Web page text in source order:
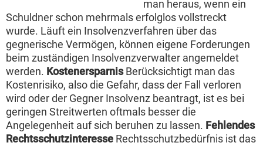
man heraus, wenn ein
Schuldner schon mehrmals erfolglos vollstreckt
wurde. Läuft ein Insolvenzverfahren über das
gegnerische Vermögen, können eigene Forderungen
beim zuständigen Insolvenzverwalter angemeldet
werden. KostenersparnisBerücksichtigt man das
Kostenrisiko, also die Gefahr, dass der Fall verloren
wird oder der Gegner Insolvenz beantragt, ist es bei
geringen Streitwerten oftmals besser die
Angelegenheit auf sich beruhen zu lassen. Fehlendes
Rechtsschutzinteresse Rechtsschutzbedürfnis ist das